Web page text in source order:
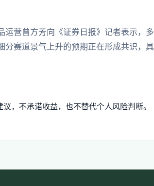
营曾方芳向《证券日报》记者表示，
赛道景气上升的预期正在形成共识，
，不承诺收益，也不替代个人风险判断。